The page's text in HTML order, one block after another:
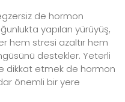
de hormon
yapılan yürüyüş,
hem stresi azaltır hem
destekler. Yeterli
dikkat etmek de hormon
önemli bir yere